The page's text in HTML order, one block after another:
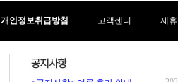
개인정보취급방침 고객센터 제